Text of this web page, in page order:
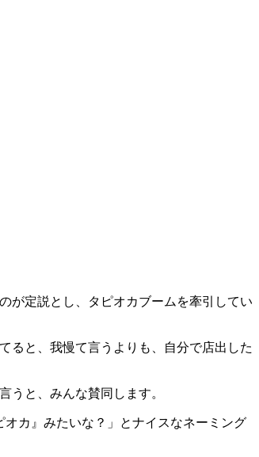
が定説とし、タピオカブームを牽引してい
ると、我慢て言うよりも、自分で店出した
うと、みんな賛同します。
カ』みたいな？」とナイスなネーミング